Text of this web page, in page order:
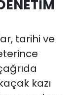
tarihi ve
kazı